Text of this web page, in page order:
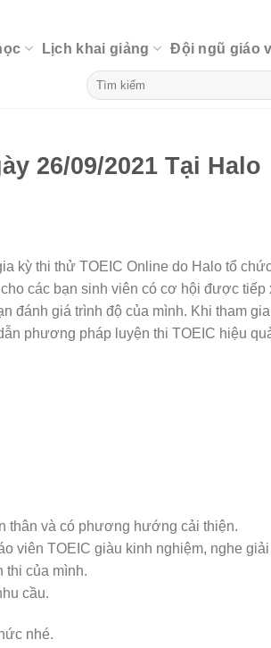
Lịch khai giảng Đội ngũ giáo
26/09/2021 Tại Halo
kỳ thi thử TOEIC Online do Halo tổ
các bạn sinh viên có cơ hội được tiếp
đánh giá trình độ của mình. Khi tham
phương pháp luyện thi TOEIC hiệu
thân và có phương hướng cải thiện.
viên TOEIC giàu kinh nghiệm, nghe giải
thi của mình.
cầu.
nhé.